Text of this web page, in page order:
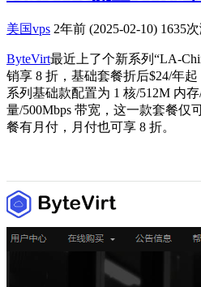
美国vps 2年前 (2025-02-10) 1635
ByteVirt最近上了个新系列“LA-
销享 8 折，基础套餐折后$24/年
系列基础款配置为 1 核/512M 内
量/500Mbps 带宽，这一款套餐仅
餐有月付，月付也可享 8 折。